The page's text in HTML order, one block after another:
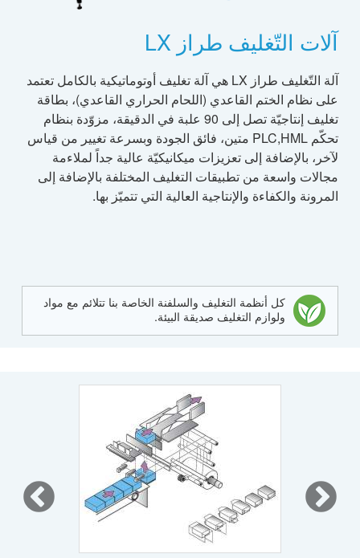
آلات التّغليف طراز LX
آلة التّغليف طراز LX هي آلة تغليف أوتوماتيكية بالكامل تعتمد
على نظام الختم القاعدي (اللحام الحراري القاعدي)، بطاقة
تغليف إنتاجيّة تصل إلى 90 علبة في الدقيقة، مزوّدة بنظام
تحكّم PLC,HML متين، فائق الجودة وبسرعة تغيير من قياس
لآخر، بالإضافة إلى تعزيزات ميكانيكيّة عالية جداً لملاءمة
مجالات واسعة من تطبيقات التغليف المختلفة بالإضافة إلى
المرونة والكفاءة والإنتاجية العالية التي تتميّز بها.
كل أنظمة التغليف والسلفنة الخاصة بنا تتلائم مع مواد
ولوازم التغليف صديقة البيئة.